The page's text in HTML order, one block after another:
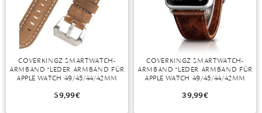
DIOPSID
FLUORIT
GRANAT
UNGLAUBLICH
WINTER
DINNER
ERSTES DATE
ROTER TEPPICH
TREND DES MONATS
COVERKINGZ SMARTWATCH-
ARMBAND “LEDER ARMBAND FÜR
APPLE WATCH 49/45/44/42MM
BRAUN”
59,99€
COVERKINGZ SMARTWATCH-
ARMBAND “LEDER ARMBAND FÜR
APPLE WATCH 49/45/44/42MM
DUNKELBRAUN”
39,99€